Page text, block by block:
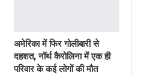
अमेरिका में फिर गोलीबारी से
दहशत, नॉर्थ कैरोलिना में एक ही
परिवार के कई लोगों की मौत